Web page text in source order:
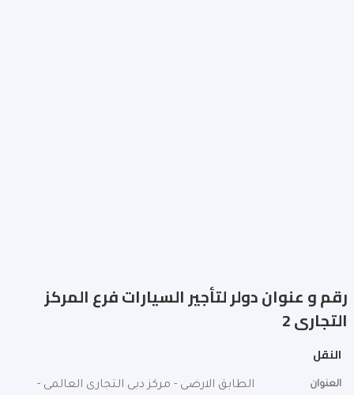
رقم و عنوان دولر لتأجير السيارات فرع المركز
التجارى 2
النقل
العنوان
الطابق الارضى - مركز دبى التجارى العالمى -